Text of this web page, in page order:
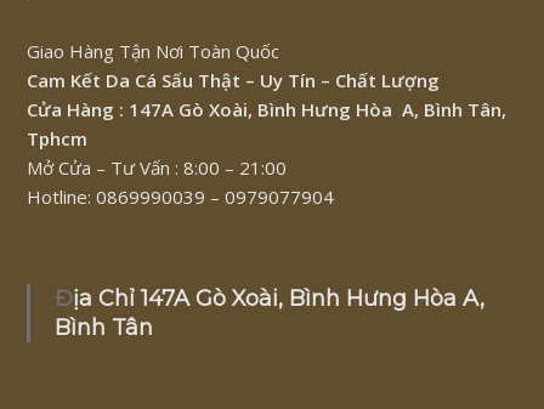
Giao Hàng Tận Nơi Toàn Quốc
Cam Kết Da Cá Sấu Thật – Uy Tín – Chất Lượng
Cửa Hàng : 147A Gò Xoài, Bình Hưng Hòa A, Bình Tân,
Tphcm
Mở Cửa – Tư Vấn : 8:00 – 21:00
Hotline: 0869990039 – 0979077904
Địa Chỉ 147A Gò Xoài, Bình Hưng Hòa A,
Bình Tân